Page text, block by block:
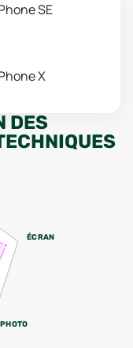
SE
X
DES
ÉCRAN
PHOTO